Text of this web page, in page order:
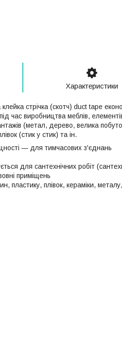
Характеристики
клейка стрічка (скотч) duct tape
час виробництва меблів,
(метал, дерево, велика
(стик у стик) та ін.
— для тимчасових з'єднань
для сантехнічних робіт
приміщень
пластику, плівок, кераміки,